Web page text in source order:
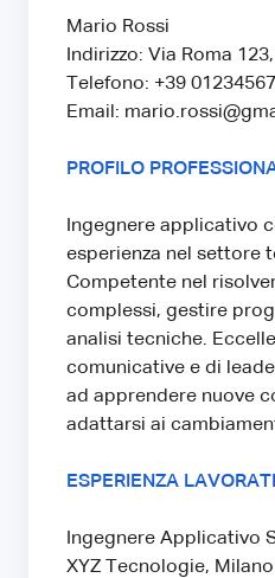
Mario Rossi
Indirizzo: Via Roma
Telefono: +39
Email:
PROFILO
Ingegnere applicativo
esperienza nel settore
Competente nel
complessi, gestire
analisi tecniche.
comunicative e di
ad apprendere nuove
adattarsi ai
ESPERIENZA
Ingegnere Applicativo
XYZ Tecnologie,